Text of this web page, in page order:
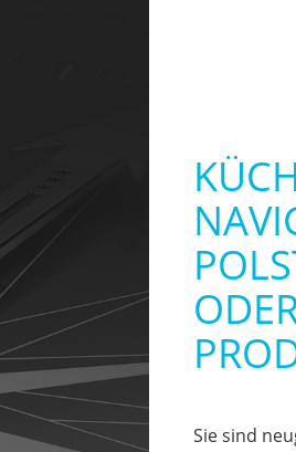
Sie sind